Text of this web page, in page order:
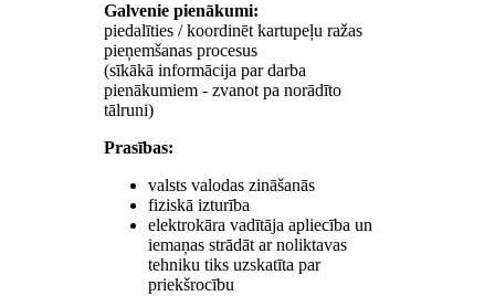
Galvenie pienākumi:
piedalīties / koordinēt kartupeļu ražas
pieņemšanas procesus
(sīkākā informācija par darba
pienākumiem - zvanot pa norādīto
tālruni)
Prasības:
valsts valodas zināšanās
fiziskā izturība
elektrokāra vadītāja apliecība un
iemaņas strādāt ar noliktavas
tehniku tiks uzskatīta par
priekšrocību